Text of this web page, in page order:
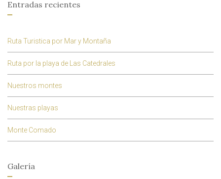
Entradas recientes
Ruta Turistica por Mar y Montaña
Ruta por la playa de Las Catedrales
Nuestros montes
Nuestras playas
Monte Comado
Galería